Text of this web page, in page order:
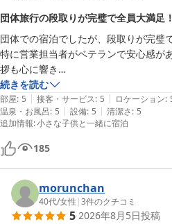
団体旅行の段取りが完璧で全員大満足！
団体での宿泊でしたが、段取りが完璧
特に営業担当者がベテランで安心感が
拶も心に響き
ました。東北が初めての人が多くまた
事です
続きを読む
部屋: 5 | 接客・サービス: 5 | ロケーション:
温泉・お風呂: 5 | 設備: 5 | 清潔さ: 5
追加情報:小さな子供と一緒に宿泊
185
morunchan
40代/女性 |3件のクチコミ
5 2026年8月5日投稿